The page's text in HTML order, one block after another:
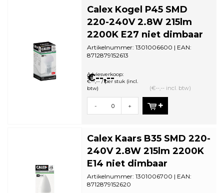
Calex Kogel P45 SMD
220-240V 2.8W 215lm
2200K E27 niet dimbaar
Artikelnummer: 1301006600 | EAN:
8712879152613
€--,--
Adviesverkoop:
€--,-- / per stuk (incl.
btw)
(€--,-- incl. btw)
- +
Calex Kaars B35 SMD 220-
240V 2.8W 215lm 2200K
E14 niet dimbaar
Artikelnummer: 1301006700 | EAN:
8712879152620